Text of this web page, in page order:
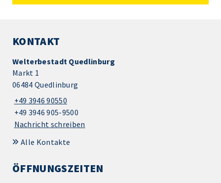
KONTAKT
Welterbestadt Quedlinburg
Markt 1
06484 Quedlinburg
+49 3946 90550
+49 3946 905-9500
Nachricht schreiben
Alle Kontakte
ÖFFNUNGSZEITEN